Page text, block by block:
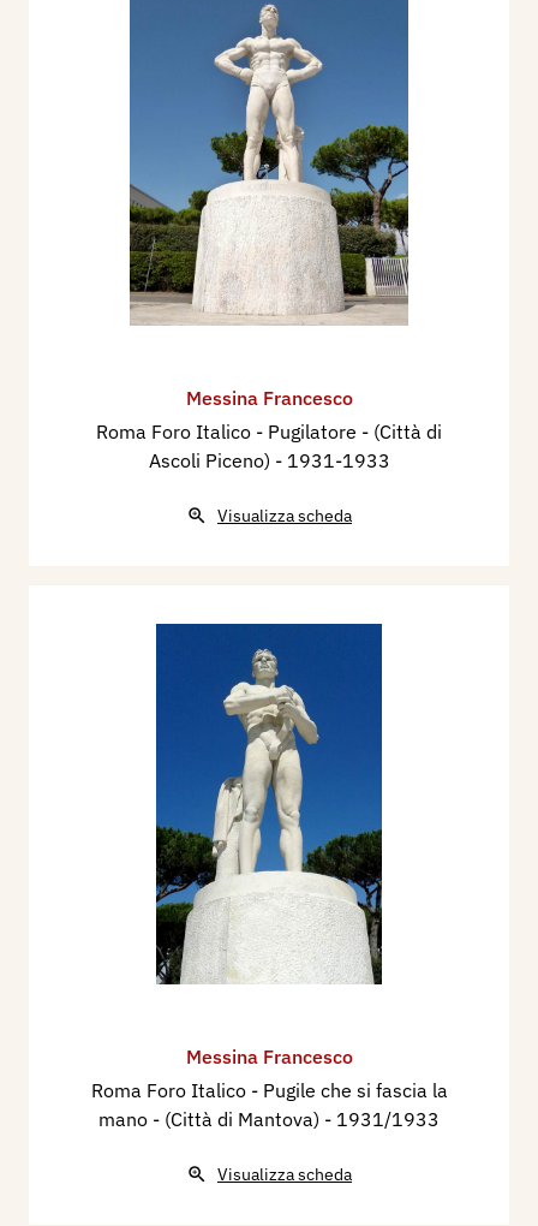
Messina Francesco
Roma Foro Italico - Pugilatore - (Città di
Ascoli Piceno) - 1931-1933
Visualizza scheda
Messina Francesco
Roma Foro Italico - Pugile che si fascia la
mano - (Città di Mantova) - 1931/1933
Visualizza scheda